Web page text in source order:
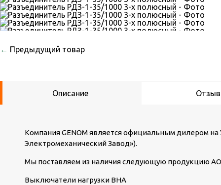
← Предыдущий товар
Описание
Компания GENOM является официальным дилером
Электромеханический Завод»).
Мы поставляем из наличия следующую продукцию
Выключатели нагрузки ВНА